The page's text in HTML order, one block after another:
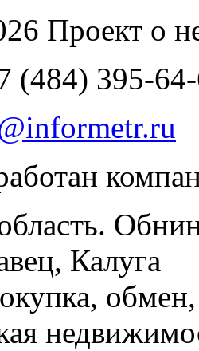
Проект о
(484) 395-
Калуга
обмен,